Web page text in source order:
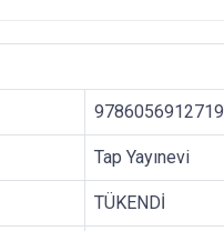
9786056912719
Tap Yayınevi
TÜKENDİ